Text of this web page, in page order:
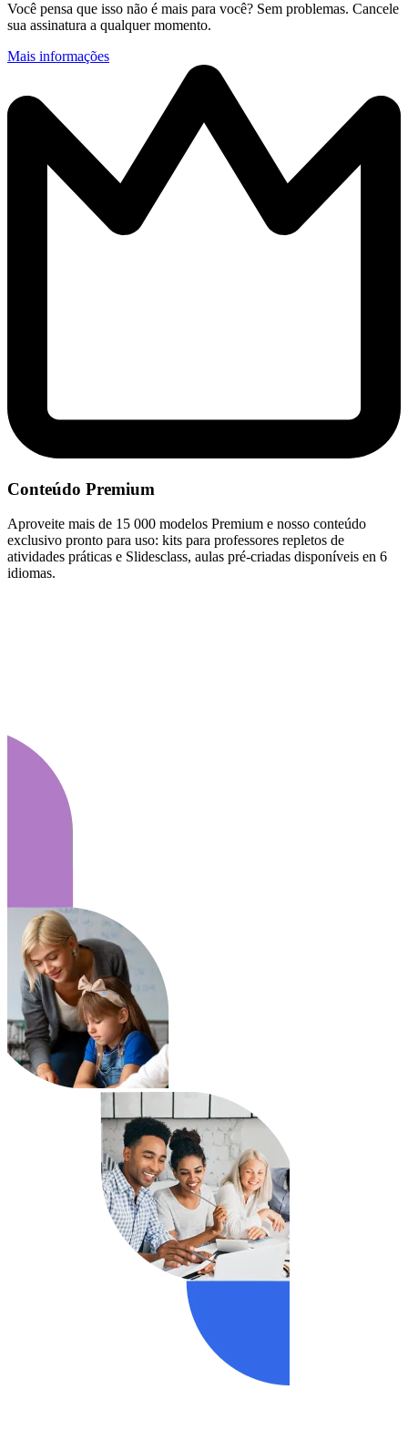
Você pensa que isso não é mais para você? Sem problemas. Cancele
sua assinatura a qualquer momento.
Mais informações
Conteúdo Premium
Aproveite mais de 15 000 modelos Premium e nosso conteúdo
exclusivo pronto para uso: kits para professores repletos de
atividades práticas e Slidesclass, aulas pré-criadas disponíveis en 6
idiomas.